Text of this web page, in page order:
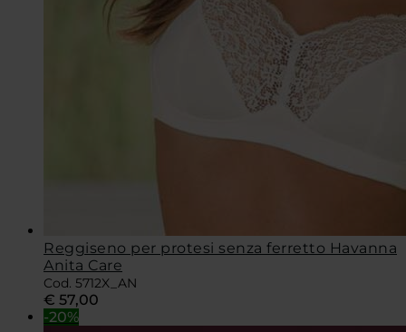
Reggiseno per protesi senza ferretto Havanna
Anita Care
Cod. 5712X_AN
€ 57,00
-20%